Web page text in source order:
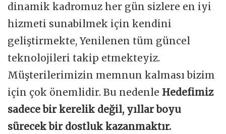
dinamik kadromuz her gün sizlere en iyi
hizmeti sunabilmek için kendini
geliştirmekte, Yenilenen tüm güncel
teknolojileri takip etmekteyiz.
Müşterilerimizin memnun kalması bizim
için çok önemlidir. Bu nedenle Hedefimiz
sadece bir kerelik değil, yıllar boyu
sürecek bir dostluk kazanmaktır.